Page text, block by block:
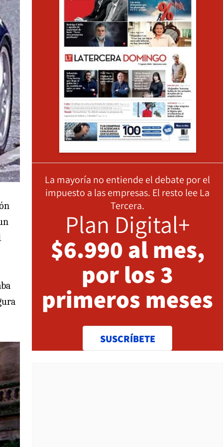
La mayoría no entiende el debate por el
impuesto a las empresas. El resto lee La
Tercera.
Plan Digital+
$6.990 al mes,
por los 3
primeros meses
SUSCRÍBETE